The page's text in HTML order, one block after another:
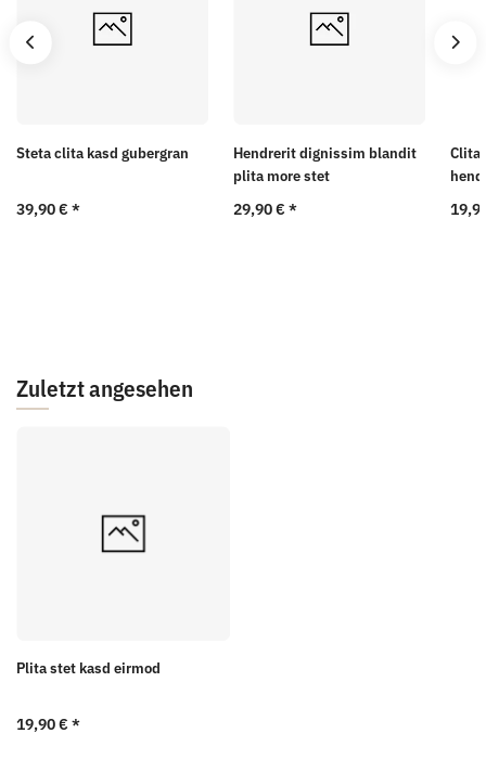
Steta clita kasd gubergran
39,90 € *
Hendrerit dignissim blandit
plita more stet
29,90 € *
Clita
Zuletzt angesehen
Plita stet kasd eirmod
19,90 € *